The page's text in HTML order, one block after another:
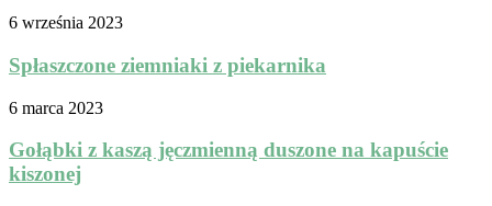
6 września 2023
Spłaszczone ziemniaki z piekarnika
6 marca 2023
Gołąbki z kaszą jęczmienną duszone na kapuście
kiszonej